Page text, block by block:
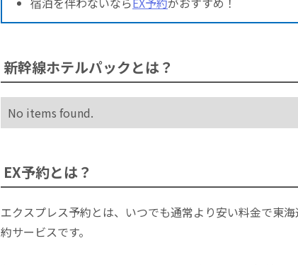
新幹線ホテルパックとは？
No items found.
EX予約とは？
エクスプレス予約とは、いつでも通常より安い料金で東
約サービスです。